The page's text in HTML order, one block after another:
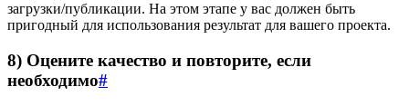
загрузки/публикации. На этом этапе у вас должен быть
пригодный для использования результат для вашего проекта.
8) Оцените качество и повторите, если
необходимо#